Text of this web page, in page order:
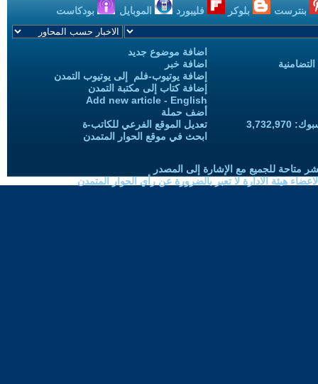
بنترست بلوكر فليبورد الموبايل بودكاست
اضافة موضوع جديد
اضافة خبر
إضافة يوتيوب-فلم إلى يوتيوب التمدن
إضافة كتاب إلى مكتبة التمدن
Add new article - English
أضف حملة
تعديل الموقع الفرعي للكاتب-ة
ابحث في موقع الحوار المتمدن
متاحة للجميع مع الإشارة إلى المصدر
هيئة الادارة لا تعبر بالضرورة عن رأي الحوار المتمدن